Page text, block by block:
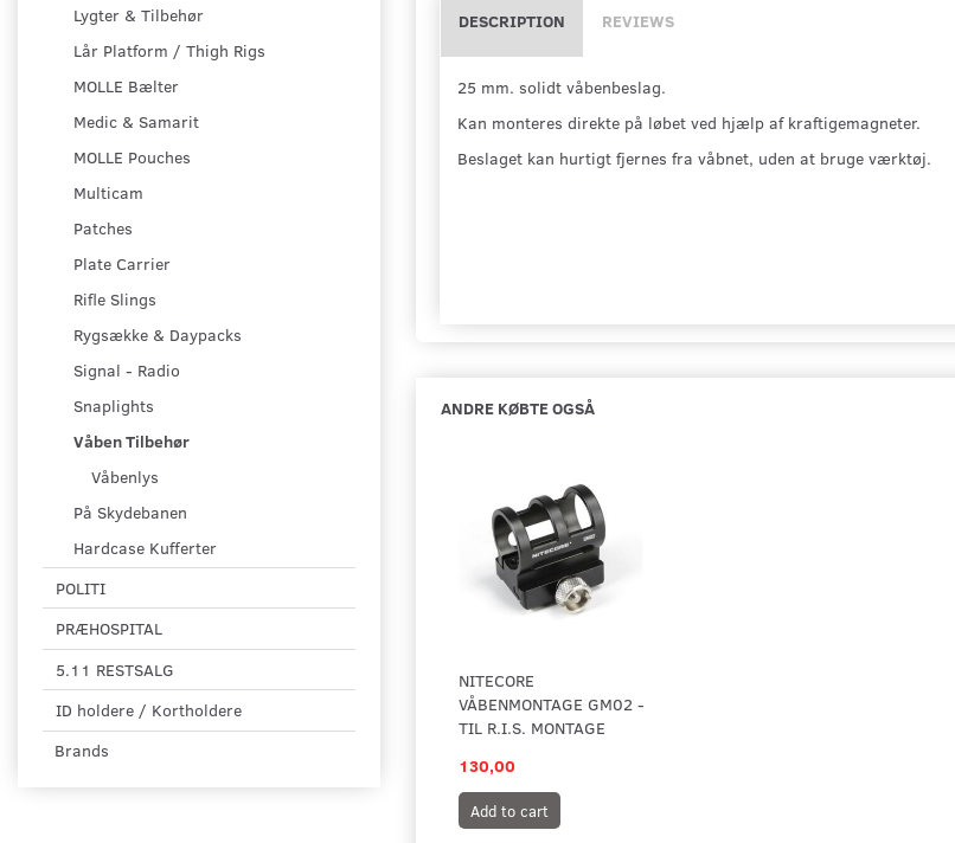
Lygter & Tilbehør
Lår Platform / Thigh Rigs
MOLLE Bælter
Medic & Samarit
MOLLE Pouches
Multicam
Patches
Plate Carrier
Rifle Slings
Rygsække & Daypacks
Signal - Radio
Snaplights
Våben Tilbehør
Våbenlys
På Skydebanen
Hardcase Kufferter
POLITI
PRÆHOSPITAL
5.11 RESTSALG
ID holdere / Kortholdere
Brands
DESCRIPTION REVIEWS
25 mm. solidt våbenbeslag.
Kan monteres direkte på løbet ved hjælp af kraftigemagneter.
Beslaget kan hurtigt fjernes fra våbnet, uden at bruge værktøj.
ANDRE KØBTE OGSÅ
NITECORE
VÅBENMONTAGE GM02 -
TIL R.I.S. MONTAGE
130,00
Add to cart